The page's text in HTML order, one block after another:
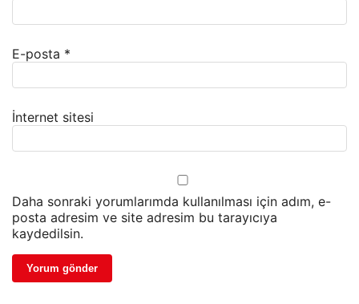
E-posta *
İnternet sitesi
Daha sonraki yorumlarımda kullanılması için adım, e-
posta adresim ve site adresim bu tarayıcıya
kaydedilsin.